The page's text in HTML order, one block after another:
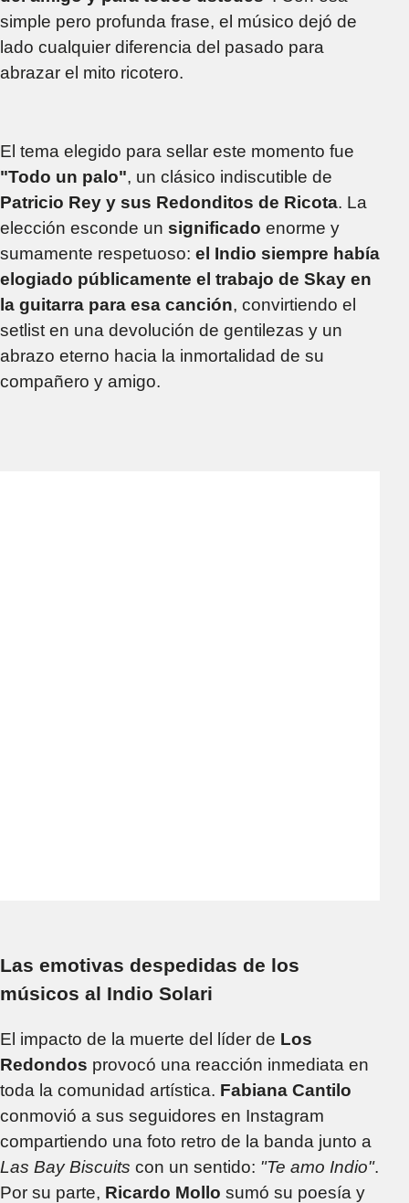
simple pero profunda frase, el músico dejó de
lado cualquier diferencia del pasado para
abrazar el mito ricotero.
El tema elegido para sellar este momento fue
"Todo un palo", un clásico indiscutible de
Patricio Rey y sus Redonditos de Ricota. La
elección esconde un significado enorme y
sumamente respetuoso: el Indio siempre había
elogiado públicamente el trabajo de Skay en
la guitarra para esa canción, convirtiendo el
setlist en una devolución de gentilezas y un
abrazo eterno hacia la inmortalidad de su
compañero y amigo.
Las emotivas despedidas de los
músicos al Indio Solari
El impacto de la muerte del líder de Los
Redondos provocó una reacción inmediata en
toda la comunidad artística. Fabiana Cantilo
conmovió a sus seguidores en Instagram
compartiendo una foto retro de la banda junto a
Las Bay Biscuits con un sentido: "Te amo Indio".
Por su parte, Ricardo Mollo sumó su poesía y